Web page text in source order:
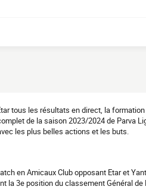
tous les résultats en direct, la
de la saison 2023/2024 de Parva
les plus belles actions et les buts.
en Amicaux Club opposant Etar et
la 3e position du classement Général